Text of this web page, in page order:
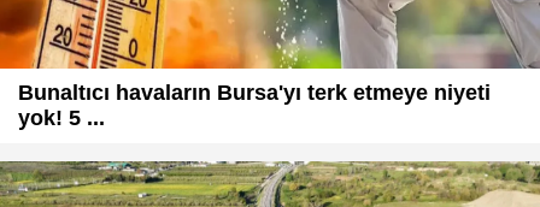
Bunaltıcı havaların Bursa'yı terk etmeye niyeti
yok! 5 ...